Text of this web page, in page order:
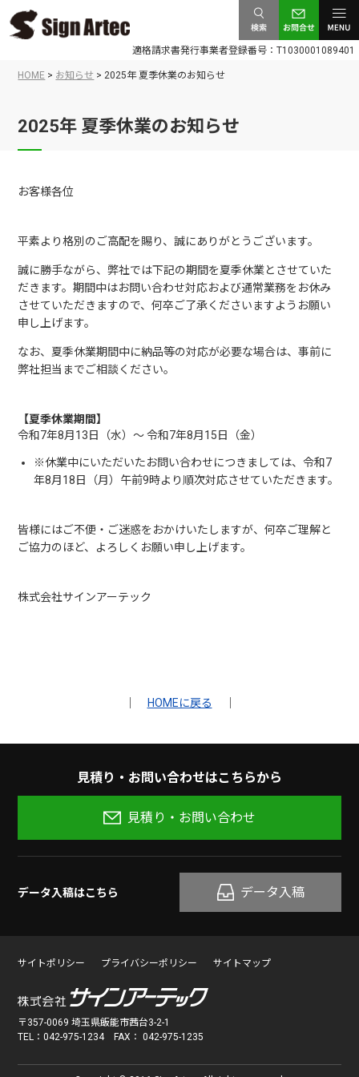
検索
お問合
メニュ
適格請求書発行事業者登録番号：T1030001089401
HOME > お知らせ >2025年 夏季休業のお知らせ
2025年 夏季休業のお知らせ
お客様各位
平素より格別のご高配を賜り、誠にありがとうございます。
誠に勝手ながら、弊社では下記の期間を夏季休業とさせていた
だきます。期間中はお問い合わせ対応および通常業務をお休み
させていただきますので、何卒ご了承くださいますようお願い
申し上げます。
なお、夏季休業期間中に納品等の対応が必要な場合は、事前に
弊社担当までご相談ください。
【夏季休業期間】
令和7年8月13日（水）～ 令和7年8月15日（金）
休業中にいただいたお問い合わせにつきましては、令和7
年8月18日（月）午前9時より順次対応させていただきます。
皆様にはご不便・ご迷惑をおかけいたしますが、何卒ご理解と
ご協力のほど、よろしくお願い申し上げます。
株式会社サインアーテック
HOMEに戻る
⾒積り‧お問い合わせはこちらから
見積り・お問い合わせ
データ入稿はこちら データ入稿
〒357-0069 埼⽟県飯能市茜台3-2-1
TEL：042-975-1234 FAX： 042-975-1235
サイトポリシー プライバシーポリシー サイトマップ